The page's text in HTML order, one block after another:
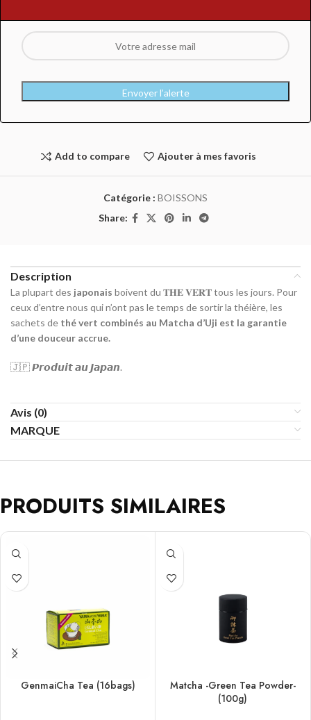
Envoyer l’alerte
Add to compare Ajouter à mes favoris
Catégorie : BOISSONS
Share:
Description
La plupart des japonais boivent du 𝐓𝐇𝐄 𝐕𝐄𝐑𝐓 tous les jours. Pour
ceux d’entre nous qui n’ont pas le temps de sortir la théière, les
sachets de thé vert combinés au Matcha d’Uji est la garantie
d’une douceur accrue.
🇯🇵 𝙋𝙧𝙤𝙙𝙪𝙞𝙩 𝙖𝙪 𝙅𝙖𝙥𝙖𝙣.
Avis (0)
MARQUE
PRODUITS SIMILAIRES
GenmaiCha Tea (16bags)
Matcha -Green Tea Powder-
(100g)